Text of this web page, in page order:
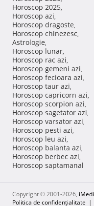
Horoscop 2025,
Horoscop azi,
Horoscop dragoste,
Horoscop chinezesc,
Astrologie,
Horoscop lunar,
Horoscop rac azi,
Horoscop gemeni azi,
Horoscop fecioara azi,
Horoscop taur azi,
Horoscop capricorn azi,
Horoscop scorpion azi,
Horoscop sagetator azi,
Horoscop varsator azi,
Horoscop pesti azi,
Horoscop leu azi,
Horoscop balanta azi,
Horoscop berbec azi,
Horoscop saptamanal
Copyright © 2001-2026,
Politica de confidențialitate |